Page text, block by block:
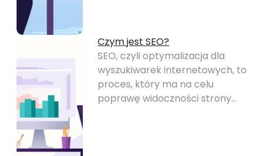
Czym jest SEO?
SEO, czyli optymalizacja dla
wyszukiwarek internetowych, to
proces, który ma na celu
poprawę widoczności strony…